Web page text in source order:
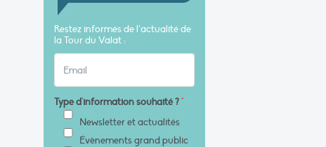
Restez informés de l’actualité de
la Tour du Valat :
Type d'information souhaité ?*
Newsletter et actualités
Évènements grand public